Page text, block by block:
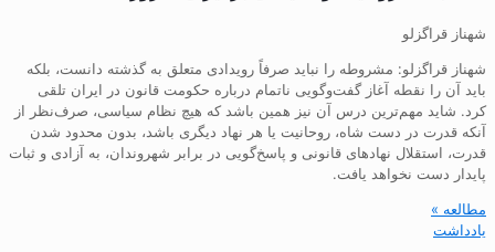
شهناز قراگزلو
شهناز قراگزلو: مشروطه را نباید صرفاً رویدادی متعلق به گذشته دانست، بلکه
باید آن را نقطه آغاز گفت‌وگویی ناتمام درباره حکومت قانون در ایران تلقی
کرد. شاید مهم‌ترین درس آن نیز همین باشد که هیچ نظام سیاسی، صرف‌نظر از
آنکه قدرت در دست شاه، روحانیت یا هر نهاد دیگری باشد، بدون محدود شدن
قدرت، استقلال نهادهای قانونی و پاسخ‌گویی در برابر شهروندان، به آزادی و ثبات
پایدار دست نخواهد یافت.
مطالعه »
یادداشت